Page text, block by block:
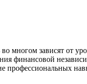
многом зависят от
финансовой
профессиональных